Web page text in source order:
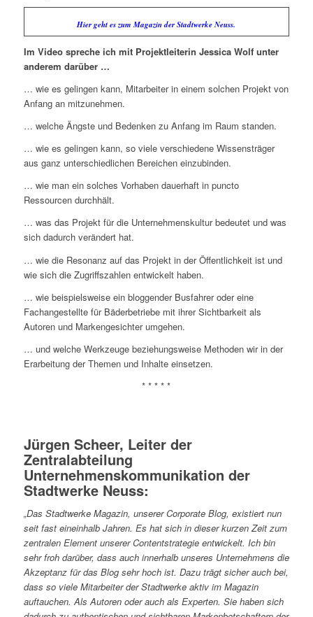
Hier geht es zum Magazin der Stadtwerke Neuss.
Im Video spreche ich mit Projektleiterin Jessica Wolf unter
anderem darüber …
… wie es gelingen kann, Mitarbeiter in einem solchen Projekt von
Anfang an mitzunehmen.
… welche Ängste und Bedenken zu Anfang im Raum standen.
… wie es gelingen kann, so viele verschiedene Wissensträger
aus ganz unterschiedlichen Bereichen einzubinden.
… wie man ein solches Vorhaben dauerhaft in puncto
Ressourcen durchhält.
… was das Projekt für die Unternehmenskultur bedeutet und was
sich dadurch verändert hat.
… wie die Resonanz auf das Projekt in der Öffentlichkeit ist und
wie sich die Zugriffszahlen entwickelt haben.
… wie beispielsweise ein bloggender Busfahrer oder eine
Fachangestellte für Bäderbetriebe mit ihrer Sichtbarkeit als
Autoren und Markengesichter umgehen.
… und welche Werkzeuge beziehungsweise Methoden wir in der
Erarbeitung der Themen und Inhalte einsetzen.
* * * * *
Jürgen Scheer, Leiter der
Zentralabteilung
Unternehmenskommunikation der
Stadtwerke Neuss:
„Das Stadtwerke Magazin, unserer Corporate Blog, existiert nun
seit fast eineinhalb Jahren. Es hat sich in dieser kurzen Zeit zum
zentralen Element unserer Contentstrategie entwickelt. Ich bin
sehr froh darüber, dass auch innerhalb unseres Unternehmens die
Akzeptanz für das Blog sehr hoch ist. Dazu trägt sicher auch bei,
dass so viele Mitarbeiter der Stadtwerke aktiv im Magazin
auftauchen. Als Autoren oder auch als Experten. Sie haben sich